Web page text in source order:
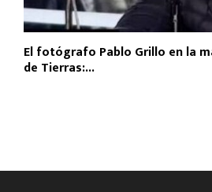
El fotógrafo Pablo Grillo en la
de Tierras:...